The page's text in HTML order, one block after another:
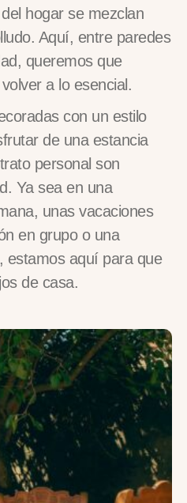
hogar se mezclan
Aquí, entre paredes
queremos que
a lo esencial.
con un estilo
de una estancia
personal son
Ya sea en una
unas vacaciones
en grupo o una
estamos aquí para que
de casa.